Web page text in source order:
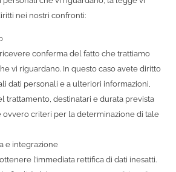
nei nostri confronti:
conferma del fatto che trattiamo
vi riguardano. In questo caso avete diritto
dati personali e a ulteriori informazioni,
trattamento, destinatari e durata prevista
ovvero criteri per la determinazione di tale
e integrazione
l’immediata rettifica di dati inesatti.